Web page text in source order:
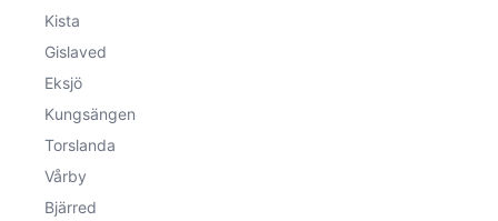
Kista
Gislaved
Eksjö
Kungsängen
Torslanda
Vårby
Bjärred